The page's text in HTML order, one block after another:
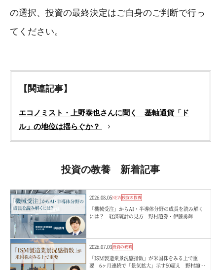
の選択、投資の最終決定はご自身のご判断で行っ
てください。
【関連記事】
エコノミスト・上野泰也さんに聞く 基軸通貨「ド
ル」の地位は揺らぐか？
投資の教養 新着記事
2026.08.05NEW投資の教養
「機械受注」からAI・半導体分野の成長を読み解く
には？ 経済統計の見方 野村證券・伊藤勇輝
2026.07.03投資の教養
「ISM製造業景況感指数」が米国株をみる上で重
要 6ヶ月連続で「景気拡大」示す50超え 野村證